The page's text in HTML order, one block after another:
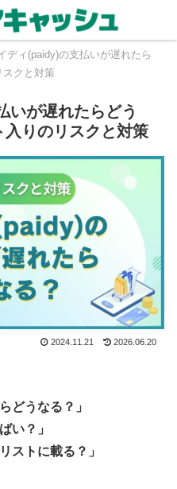
ディ(paidy)の支払いが遅れたら
スクと対策
いが遅れたらどう
りのリスクと対策
2024.11.21 2026.06.20
どうなる？」
い？」
ストに載る？」